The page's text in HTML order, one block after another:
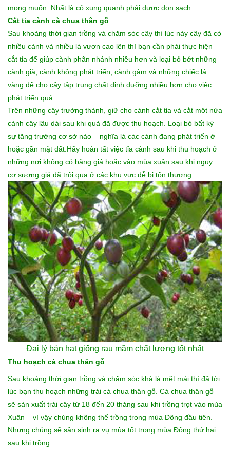
mong muốn. Nhất là cỏ xung quanh phải được dọn sạch.
Cắt tỉa cành cà chua thân gỗ
Sau khoảng thời gian trồng và chăm sóc cây thì lúc này cây đã có
nhiều cành và nhiều lá vươn cao lên thì bạn cần phải thực hiện
cắt tỉa để giúp cành phân nhánh nhiều hơn và loại bỏ bớt những
cành già, cành không phát triển, cành gàm và những chiếc lá
vàng để cho cây tập trung chất dinh dưỡng nhiều hơn cho việc
phát triển quả
Trên những cây trưởng thành, giữ cho cành cắt tỉa và cắt một nửa
cành cây lâu dài sau khi quả đã được thu hoạch. Loại bỏ bất kỳ
sự tăng trưởng cơ sở nào – nghĩa là các cành đang phát triển ở
hoặc gần mặt đất.Hãy hoàn tất việc tỉa cành sau khi thu hoạch ở
những nơi không có băng giá hoặc vào mùa xuân sau khi nguy
cơ sương giá đã trôi qua ở các khu vực dễ bị tổn thương.
Đại lý bán hạt giống rau mầm chất lượng tốt nhất
Thu hoạch cà chua thân gỗ
Sau khoảng thời gian trồng và chăm sóc khá là mệt mài thì đã tới
lúc bạn thu hoạch những trái cà chua thân gỗ. Cà chua thân gỗ
sẽ sản xuất trái cây từ 18 đến 20 tháng sau khi trồng trọt vào mùa
Xuân – vì vậy chúng không thể trồng trong mùa Đông đầu tiên.
Nhưng chúng sẽ sản sinh ra vụ mùa tốt trong mùa Đông thứ hai
sau khi trồng.